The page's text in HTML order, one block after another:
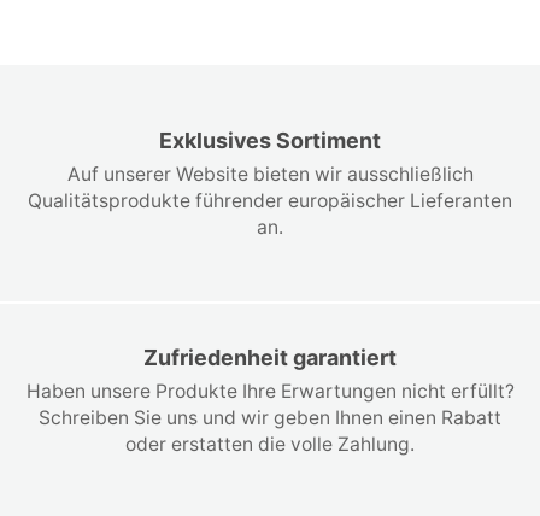
Exklusives Sortiment
Auf unserer Website bieten wir ausschließlich
Qualitätsprodukte führender europäischer Lieferanten
an.
Zufriedenheit garantiert
Haben unsere Produkte Ihre Erwartungen nicht erfüllt?
Schreiben Sie uns und wir geben Ihnen einen Rabatt
oder erstatten die volle Zahlung.